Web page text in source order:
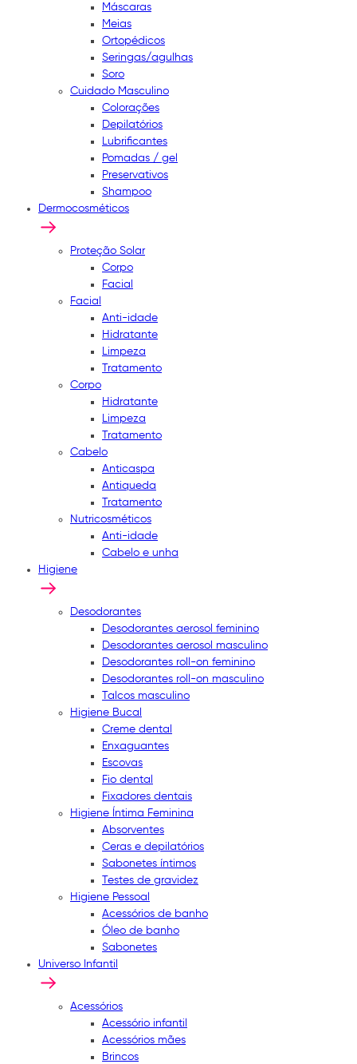
Máscaras
Meias
Ortopédicos
Seringas/agulhas
Soro
Cuidado Masculino
Colorações
Depilatórios
Lubrificantes
Pomadas / gel
Preservativos
Shampoo
Dermocosméticos
Proteção Solar
Corpo
Facial
Facial
Anti-idade
Hidratante
Limpeza
Tratamento
Corpo
Hidratante
Limpeza
Tratamento
Cabelo
Anticaspa
Antiqueda
Tratamento
Nutricosméticos
Anti-idade
Cabelo e unha
Higiene
Desodorantes
Desodorantes aerosol feminino
Desodorantes aerosol masculino
Desodorantes roll-on feminino
Desodorantes roll-on masculino
Talcos masculino
Higiene Bucal
Creme dental
Enxaguantes
Escovas
Fio dental
Fixadores dentais
Higiene Íntima Feminina
Absorventes
Ceras e depilatórios
Sabonetes íntimos
Testes de gravidez
Higiene Pessoal
Acessórios de banho
Óleo de banho
Sabonetes
Universo Infantil
Acessórios
Acessório infantil
Acessórios mães
Brincos